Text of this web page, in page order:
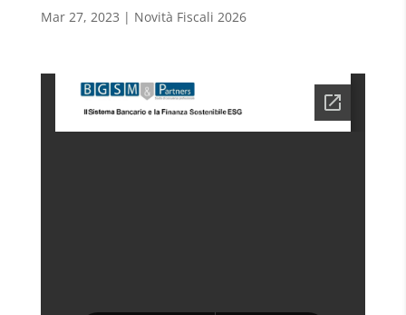
Mar 27, 2023 | Novità Fiscali 2026